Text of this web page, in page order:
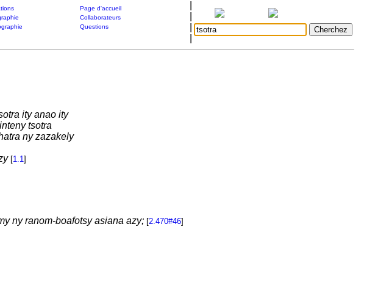
Page d'accueil
Collaborateurs
Questions
ity anao ity
tsotra
ny zazakely
[1.1]
ny ranom-boafotsy asiana azy; [2.470#46]